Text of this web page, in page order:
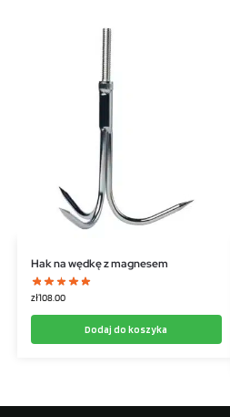
Hak na wędkę z magnesem
zł108.00
Dodaj do koszyka